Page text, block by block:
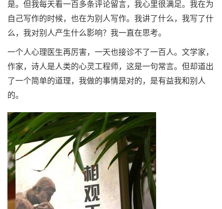
是。但我每天看一百多条评论留言，我心里很满足。我在为
自己写作的时候，也在为别人写作。我讲了什么，我写了什
么，我对别人产生什么影响？我一直在思考。
一个人心理医生再厉害，一天也接诊不了一百人。文学家，
作家，诗人是人类的心灵工程师，这是一句常言。但却道出
了一个简单的道理，我做的事情是对的，是有益我和别人
的。